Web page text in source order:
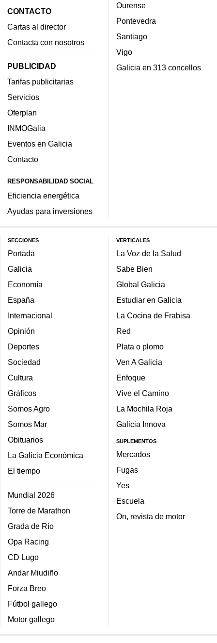
CONTACTO
Cartas al director
Contacta con nosotros
PUBLICIDAD
Tarifas publicitarias
Servicios
Oferplan
INMOGalia
Eventos en Galicia
Contacto
RESPONSABILIDAD SOCIAL
Eficiencia energética
Ayudas para inversiones
Ourense
Pontevedra
Santiago
Vigo
Galicia en 313 concellos
SECCIONES
Portada
Galicia
Economía
España
Internacional
Opinión
Deportes
Sociedad
Cultura
Gráficos
Somos Agro
Somos Mar
Obituarios
La Galicia Económica
El tiempo
Mundial 2026
Torre de Marathon
Grada de Río
Opa Racing
CD Lugo
Andar Miudiño
Forza Breo
Fútbol gallego
Motor gallego
VERTICALES
La Voz de la Salud
Sabe Bien
Global Galicia
Estudiar en Galicia
La Cocina de Frabisa
Red
Plata o plomo
Ven A Galicia
Enfoque
Vive el Camino
La Mochila Roja
Galicia Innova
SUPLEMENTOS
Mercados
Fugas
Yes
Escuela
On, revista de motor